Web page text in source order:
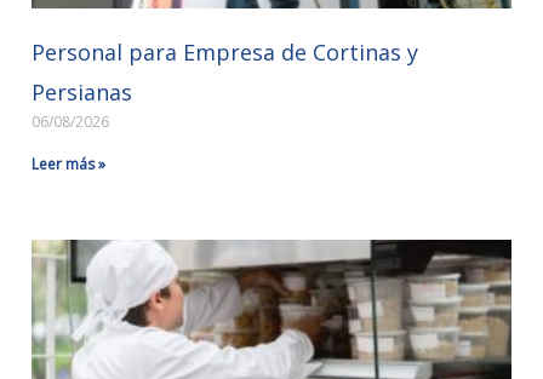
Personal para Empresa de Cortinas y
Persianas
06/08/2026
Leer más »